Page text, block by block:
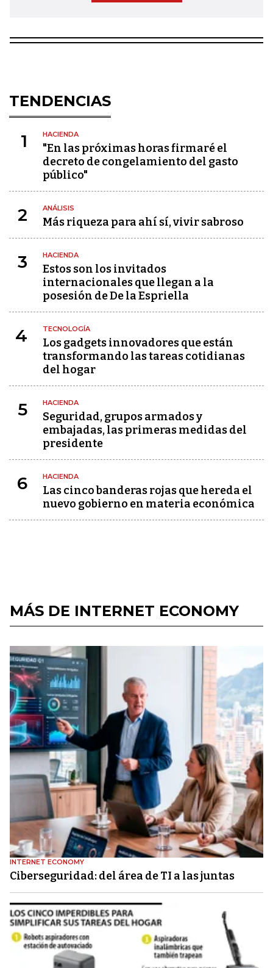
TENDENCIAS
1 HACIENDA
"En las próximas horas firmaré el
decreto de congelamiento del gasto
público"
2 ANÁLISIS
Más riqueza para ahí sí, vivir sabroso
3 HACIENDA
Estos son los invitados
internacionales que llegan a la
posesión de De la Espriella
4 TECNOLOGÍA
Los gadgets innovadores que están
transformando las tareas cotidianas
del hogar
5 HACIENDA
Seguridad, grupos armados y
embajadas, las primeras medidas del
presidente
6 HACIENDA
Las cinco banderas rojas que hereda el
nuevo gobierno en materia económica
MÁS DE INTERNET ECONOMY
INTERNET ECONOMY
Ciberseguridad: del área de TI a las juntas